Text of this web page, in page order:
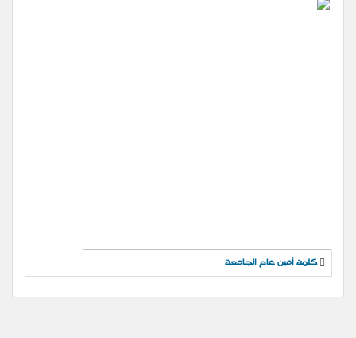
كلمة أمين عام الجامعة